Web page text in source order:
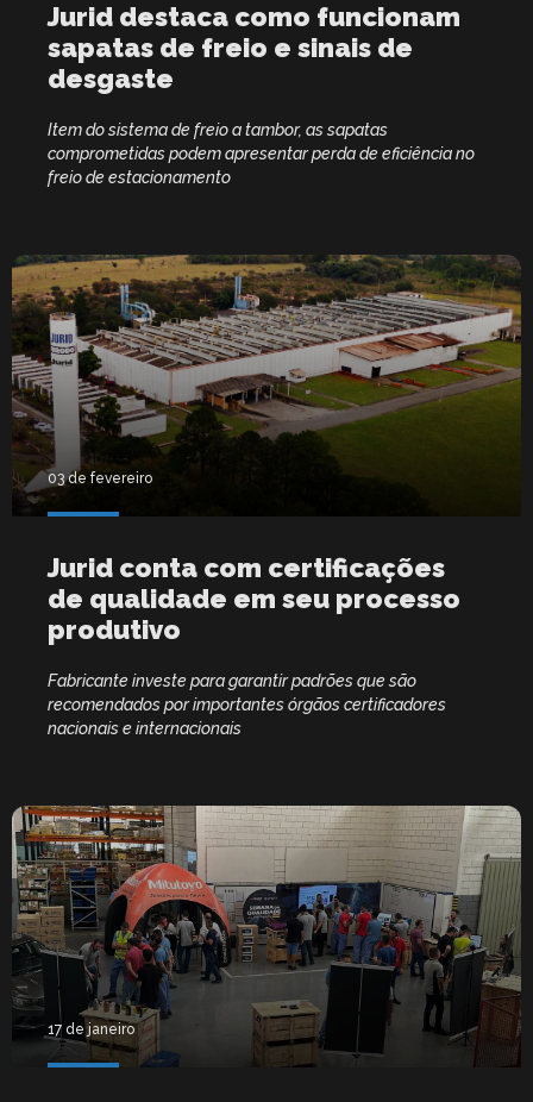
Jurid destaca como funcionam
sapatas de freio e sinais de
desgaste
Item do sistema de freio a tambor, as sapatas
comprometidas podem apresentar perda de eficiência no
freio de estacionamento
03 de fevereiro
Jurid conta com certificações
de qualidade em seu processo
produtivo
Fabricante investe para garantir padrões que são
recomendados por importantes órgãos certificadores
nacionais e internacionais
17 de janeiro